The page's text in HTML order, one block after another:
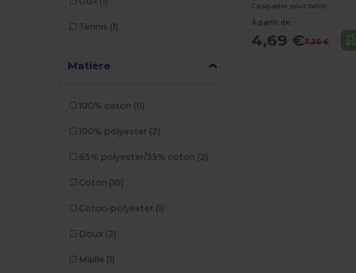
Tennis (1)
Matière
100% coton (11)
100% polyester (2)
65% polyester/35% coton (2)
Coton (16)
Coton-polyester (1)
Doux (2)
Maille (1)
Casquette pour bébé
À partir de:
4,69 €7,30 €